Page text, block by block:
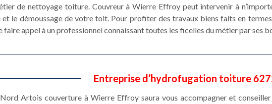
de nettoyage toiture. Couvreur à Wierre Effroy peut intervenir à
le démoussage de votre toit. Pour profiter des travaux biens faits en
faire appel à un professionnel connaissant toutes les ficelles du métier par ses
Entreprise d’hydrofugation toiture
Artois couverture à Wierre Effroy saura vous accompagner et